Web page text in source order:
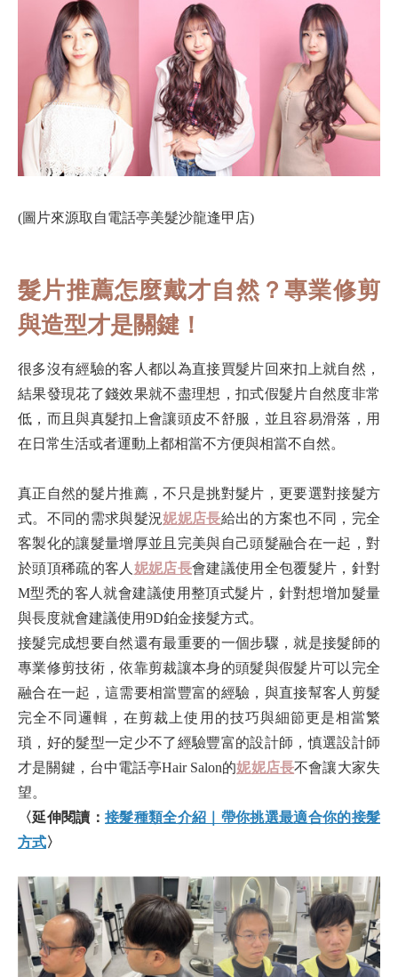
(圖片來源取自電話亭美髮沙龍逢甲店)
髮片推薦怎麼戴才自然？專業修剪
與造型才是關鍵！
很多沒有經驗的客人都以為直接買髮片回來扣上就自然，
結果發現花了錢效果就不盡理想，扣式假髮片自然度非常
低，而且與真髮扣上會讓頭皮不舒服，並且容易滑落，用
在日常生活或者運動上都相當不方便與相當不自然。
真正自然的髮片推薦，不只是挑對髮片，更要選對接髮方
式。不同的需求與髮況妮妮店長給出的方案也不同，完全
客製化的讓髮量增厚並且完美與自己頭髮融合在一起，對
於頭頂稀疏的客人 妮妮店長會建議使用全包覆髮片，針對
M型禿的客人就會建議使用整頂式髮片，針對想增加髮量
與長度就會建議使用9D鉑金接髮方式。
接髮完成想要自然還有最重要的一個步驟，就是接髮師的
專業修剪技術，依靠剪裁讓本身的頭髮與假髮片可以完全
融合在一起，這需要相當豐富的經驗，與直接幫客人剪髮
完全不同邏輯，在剪裁上使用的技巧與細節更是相當繁
瑣，好的髮型一定少不了經驗豐富的設計師，慎選設計師
才是關鍵，台中電話亭Hair Salon的妮妮店長不會讓大家失
望。
〈延伸閱讀： 接髮種類全介紹｜帶你挑選最適合你的接髮
方式〉